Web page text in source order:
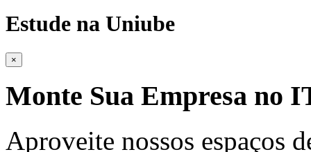
Estude na Uniube
×
Monte Sua Empresa no
Aproveite nossos espaços